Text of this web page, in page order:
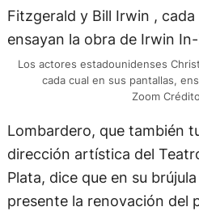
Los actores estadounidenses
cada cual en sus pantallas,
Zoom
Lombardero, que también
dirección artística del
Plata, dice que en su
presente la renovación del